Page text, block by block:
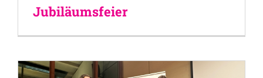
Jubiläumsfeier